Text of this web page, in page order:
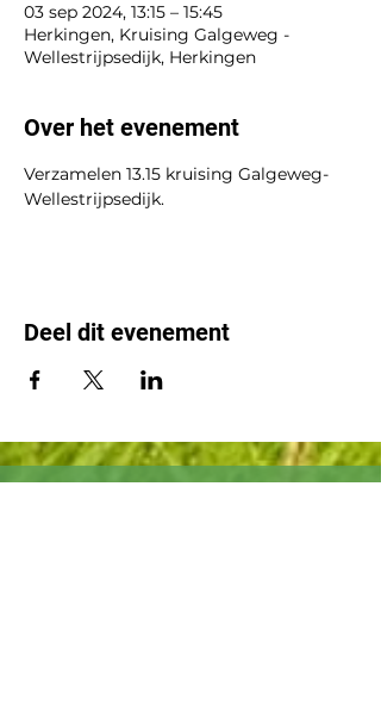
03 sep 2024, 13:15 – 15:45
Herkingen, Kruising Galgeweg -
Wellestrijpsedijk, Herkingen
Over het evenement
Verzamelen 13.15 kruising Galgeweg-
Wellestrijpsedijk.
Deel dit evenement